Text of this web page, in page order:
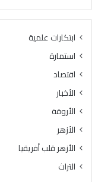
ابتكارات علمية
استمارة
اقتصاد
الأخبار
الأروقة
الأزهر
الأزهر قلب أفريقيا
التراث